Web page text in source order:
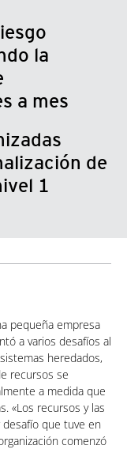
la
a mes
de
1
pequeña empresa
a varios desafíos al
heredados,
recursos se
a medida que
«Los recursos y las
que tuve en
comenzó